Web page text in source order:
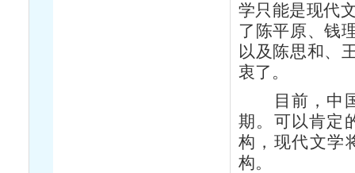
学只能是现代
了陈平原、钱
以及陈思和、
衷了。
目前，中国
期。可以肯定
构，现代文学
构。